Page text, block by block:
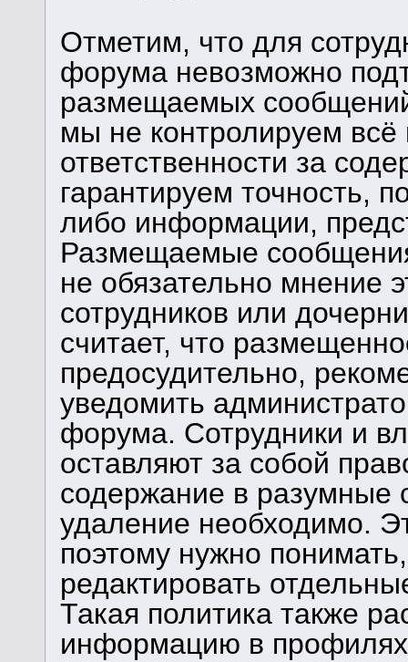
Отметим, что для
форума невозможно
размещаемых
мы не контролируем
ответственности за
гарантируем точность,
либо информации,
Размещаемые
не обязательно мнение
сотрудников или
считает, что
предосудительно,
уведомить
форума. Сотрудники и
оставляют за собой
содержание в разумные
удаление необходимо.
поэтому нужно
редактировать
Такая политика также
информацию в профилях